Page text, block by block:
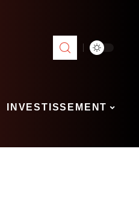
INVESTISSEMENT